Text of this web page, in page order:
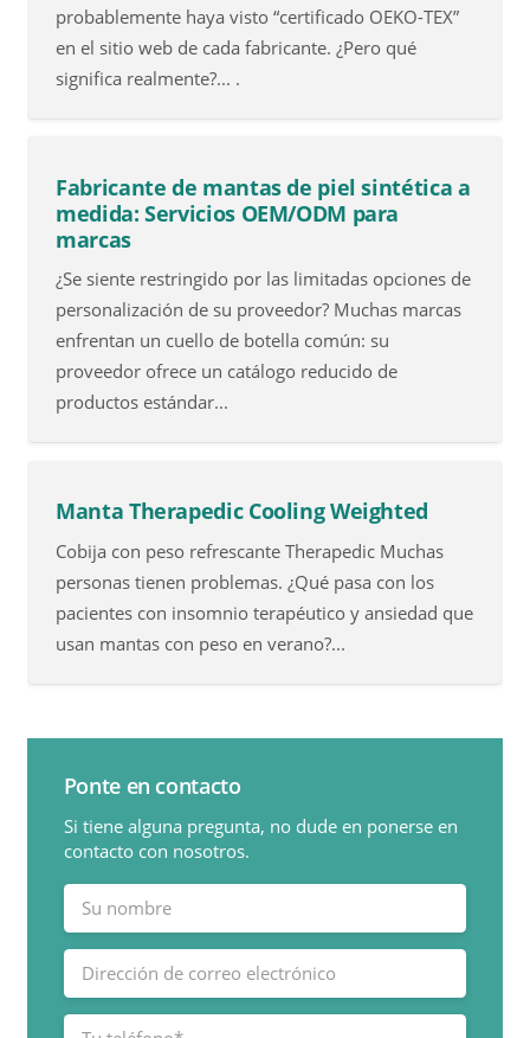
probablemente haya visto “certificado OEKO-TEX”
en el sitio web de cada fabricante. ¿Pero qué
significa realmente?... .
Fabricante de mantas de piel sintética a
medida: Servicios OEM/ODM para
marcas
¿Se siente restringido por las limitadas opciones de
personalización de su proveedor? Muchas marcas
enfrentan un cuello de botella común: su
proveedor ofrece un catálogo reducido de
productos estándar...
Manta Therapedic Cooling Weighted
Cobija con peso refrescante Therapedic Muchas
personas tienen problemas. ¿Qué pasa con los
pacientes con insomnio terapéutico y ansiedad que
usan mantas con peso en verano?...
Ponte en contacto
Si tiene alguna pregunta, no dude en ponerse en
contacto con nosotros.